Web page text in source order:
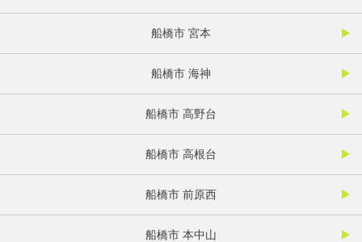
船橋市 宮本
船橋市 海神
船橋市 高野台
船橋市 高根台
船橋市 前原西
船橋市 本中山